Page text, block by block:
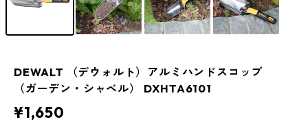
DEWALT （デウォルト）アルミハンドスコップ
（ガーデン・シャベル） DXHTA6101
¥1,650